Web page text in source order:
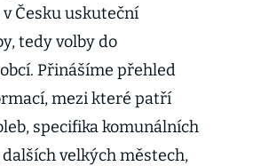
Česku uskuteční
tedy volby do
Přinášíme přehled
mezi které patří
specifika komunálních
dalších velkých městech,